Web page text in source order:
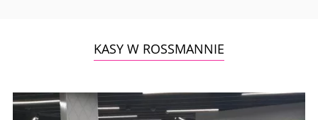
KASY W ROSSMANNIE